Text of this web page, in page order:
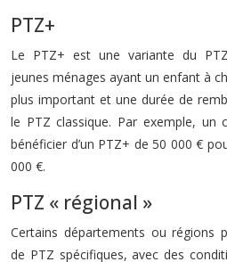
PTZ+
Le PTZ+ est une variante du
jeunes ménages ayant un enfant à
plus important et une durée de
le PTZ classique. Par exemple, un
bénéficier d’un PTZ+ de 50 000 €
000 €.
PTZ « régional »
Certains départements ou régions
de PTZ spécifiques, avec des